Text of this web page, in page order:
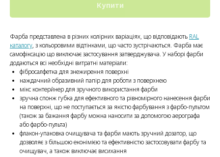
Купити
Фарба представлена ​​в різних колірних варіаціях, що відповідають RAL
каталогу, з кольоровими відтінками, що часто зустрічаються. Фарба має
самофіксацію що виключає застосування затверджувача. У наборі фарби
додаються всі необхідні витратні матеріали:
фібросалфетка для знежирення поверхні
наждачний образивний папір для роботи з поверхнею
мікс контерйнер для зручного використання фарби
зручна спонж губка для ефективного та рівномірного нанесення фарби
на поверхні, що не поступається за якістю фарбування з фарбо-пультом
(також за бажання фарбу можна наносити за допомогою аерографа
або фарбо-пульта)
флакон-упаковка очищувача та фарби мають зручний дозатор, що
дозволяє з більшою еконімією та ефективністю застосовувати фарбу та
очищувач, а також виключає висихання